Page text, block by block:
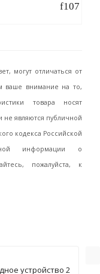
могут отличаться от
ваше внимание на то,
товара носят
являются публичной
кодекса Российской
информации о
пожалуйста, к
устройство 2